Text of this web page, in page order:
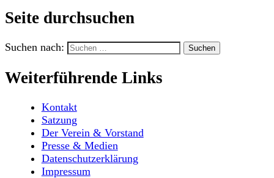
Seite durchsuchen
Suchen nach:
Weiterführende Links
Kontakt
Satzung
Der Verein & Vorstand
Presse & Medien
Datenschutzerklärung
Impressum